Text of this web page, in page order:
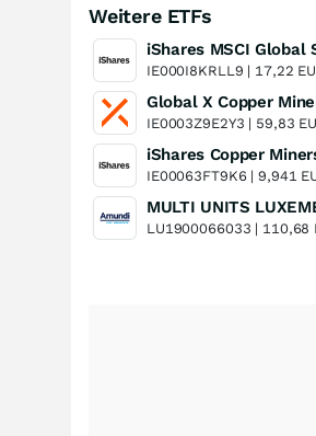
Weitere ETFs
IE000I8KRLL9 | 17,22
IE0003Z9E2Y3 | 59,83
IE00063FT9K6 |9,941
LU1900066033 | 110,68